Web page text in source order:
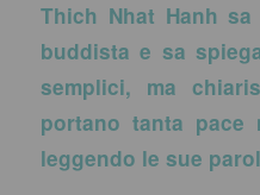
Thich Nhat Hanh
buddista e sa
semplici, ma
portano tanta pace
leggendo le sue